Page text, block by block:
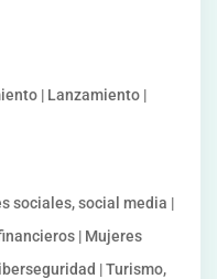
| Lanzamiento |
sociales, social media |
| Mujeres
| Turismo,